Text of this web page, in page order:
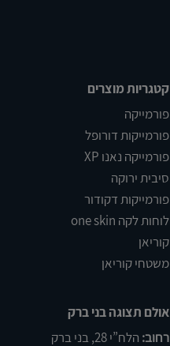
קטגריות מוצרים
פורמייקה
פורמייקות דורופל
פורמייקה נאנו XP
סיבית ירוקה
פורמייקות דקודור
לוחות לקה one skin
קוריאן
משטחי קוריאן
אולם תצוגה בני ברק
רחוב: הלח”י 28, בני ברק